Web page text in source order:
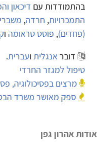
בהתמודדות עם דיכאון
התמכרויות, חרדה, משברי
(פחדים), פוסט טראומה ו
דובראנגלית ועברית.
טיפול למגזר החרדי
מרצים בפסיכולוגיה,
ספק מאושר משרד
אודות אהרון גפן